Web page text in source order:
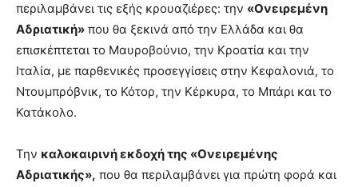
περιλαμβάνει τις εξής κρουαζιέρες: την «Ονειρεμένη
Αδριατική» που θα ξεκινά από την Ελλάδα και θα
επισκέπτεται το Μαυροβούνιο, την Κροατία και την
Ιταλία, με παρθενικές προσεγγίσεις στην Κεφαλονιά, το
Ντουμπρόβνικ, το Κότορ, την Κέρκυρα, το Μπάρι και το
Κατάκολο.
Την καλοκαιρινή εκδοχή της «Ονειρεμένης
Αδριατικής», που θα περιλαμβάνει για πρώτη φορά και